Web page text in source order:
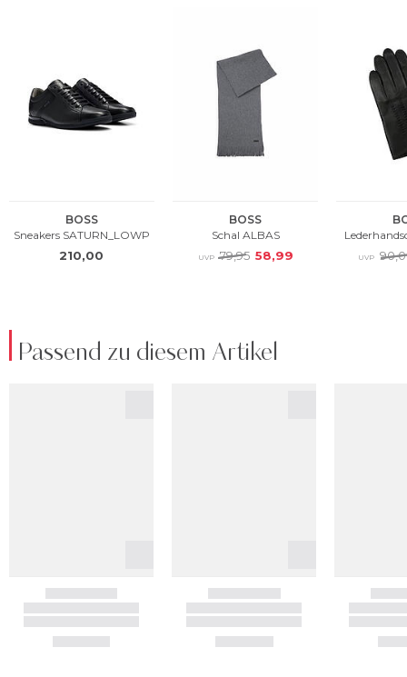
Passend zu diesem Artikel